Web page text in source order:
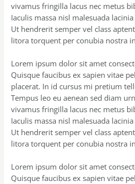
vivamus fringilla lacus nec metus
Iaculis massa nisl malesuada
Ut hendrerit semper vel class
litora torquent per conubia nostra
Lorem ipsum dolor sit amet
Quisque faucibus ex sapien vitae
placerat. In id cursus mi pretium
Tempus leo eu aenean sed diam
vivamus fringilla lacus nec metus
Iaculis massa nisl malesuada
Ut hendrerit semper vel class
litora torquent per conubia nostra
Lorem ipsum dolor sit amet
Quisque faucibus ex sapien vitae